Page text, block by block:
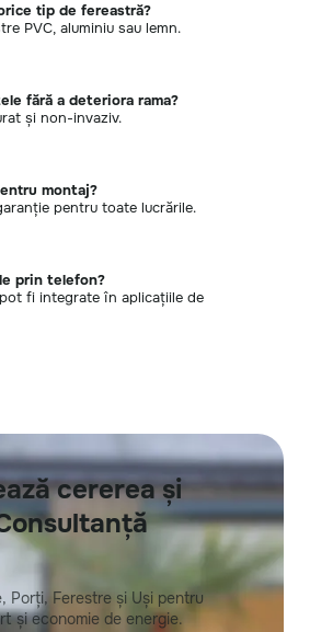
tip de fereastră?
PVC, aluminiu sau lemn.
fără a deteriora rama?
și non-invaziv.
montaj?
pentru toate lucrările.
prin telefon?
fi integrate în aplicațiile de
cererea și
Porți, Ferestre și Uși pentru
și economie de energie.